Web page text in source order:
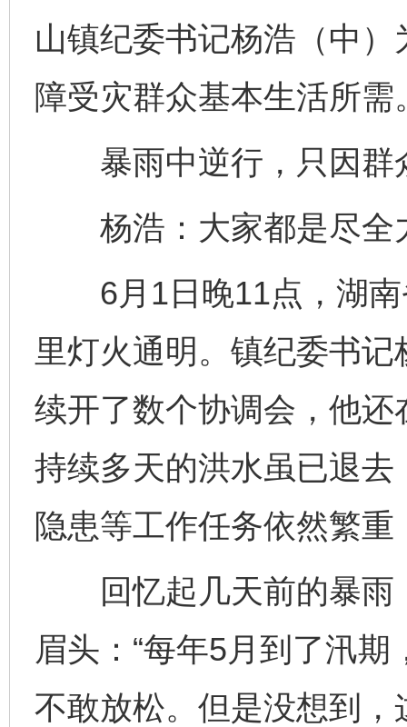
山镇纪委书记杨浩（中
障受灾群众基本生活所需
暴雨中逆行，只因群
杨浩：大家都是尽全
6月1日晚11点，湖南
里灯火通明。镇纪委书
续开了数个协调会，他
持续多天的洪水虽已退
隐患等工作任务依然繁
回忆起几天前的暴雨
眉头：“每年5月到了汛
不敢放松。但是没想到，